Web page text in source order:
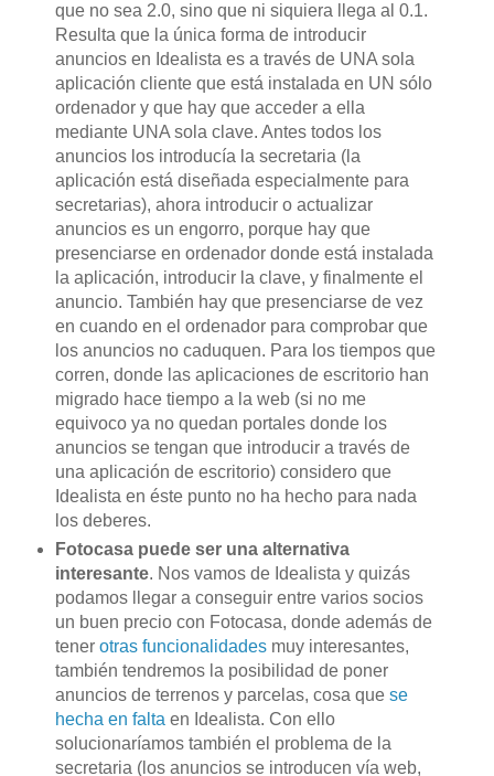
que no sea 2.0, sino que ni siquiera llega al 0.1.
Resulta que la única forma de introducir
anuncios en Idealista es a través de UNA sola
aplicación cliente que está instalada en UN sólo
ordenador y que hay que acceder a ella
mediante UNA sola clave. Antes todos los
anuncios los introducía la secretaria (la
aplicación está diseñada especialmente para
secretarias), ahora introducir o actualizar
anuncios es un engorro, porque hay que
presenciarseen ordenador donde está instalada
la aplicación, introducir la clave, y finalmente el
anuncio. También hay que presenciarsede vez
en cuando en el ordenador para comprobar que
los anuncios no caduquen. Para los tiempos que
corren, donde las aplicaciones de escritorio han
migrado hace tiempo a la web(si no me
equivoco ya no quedan portales donde los
anuncios se tengan que introducir a través de
una aplicación de escritorio) considero que
Idealista en éste punto no ha hecho para nada
los deberes.
Fotocasapuede ser una alternativa
interesante. Nos vamos de Idealista y quizás
podamos llegar a conseguir entre varios socios
un buen precio con Fotocasa, donde además de
tener otras funcionalidadesmuy interesantes,
también tendremos la posibilidad de poner
anuncios de terrenos y parcelas, cosa que se
hecha en falta en Idealista. Con ello
solucionaríamos también el problema de la
secretaria (los anuncios se introducen vía web,